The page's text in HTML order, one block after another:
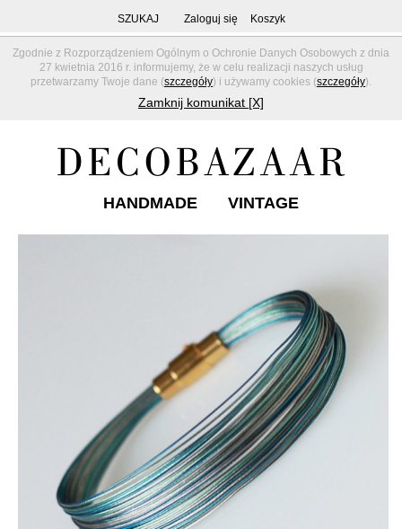
Zgodnie z Rozporządzeniem Ogólnym o Ochronie Danych Osobowych z dnia
27 kwietnia 2016 r. informujemy, że w celu realizacji naszych usług
przetwarzamy Twoje dane (szczegóły) i używamy cookies (szczegóły).
Zamknij komunikat [X]
SZUKAJ Zaloguj się Koszyk
HANDMADE VINTAGE